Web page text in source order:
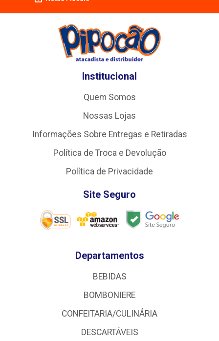
Institucional
Quem Somos
Nossas Lojas
Informações Sobre Entregas e Retiradas
Política de Troca e Devolução
Política de Privacidade
Site Seguro
Departamentos
BEBIDAS
BOMBONIERE
CONFEITARIA/CULINÁRIA
DESCARTÁVEIS